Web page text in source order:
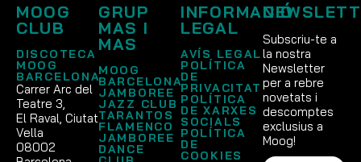
MOOG
CLUB
DISCOTECA
MOOG
BARCELONA
Carrer Arc del
Teatre 3,
El Raval, Ciutat
Vella
08002
GRUP
MAS I
MAS
MOOG
BARCELONA
JAMBOREE
JAZZ CLUB
TARANTOS
FLAMENCO
JAMBOREE
DANCE
INFORMACIÓ
LEGAL
AVÍS LEGAL
POLÍTICA
DE
PRIVACITAT
POLÍTICA
DE XARXES
SOCIALS
POLÍTICA
DE
COOKIES
Subscriu-te a
la nostra
Newsletter
per a rebre
novetats i
descomptes
exclusius a
Moog!